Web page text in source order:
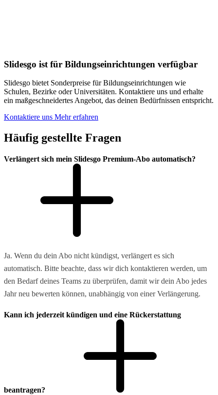
Slidesgo ist für Bildungseinrichtungen verfügbar
Slidesgo bietet Sonderpreise für Bildungseinrichtungen wie
Schulen, Bezirke oder Universitäten. Kontaktiere uns und erhalte
ein maßgeschneidertes Angebot, das deinen Bedürfnissen entspricht.
Kontaktiere uns Mehr erfahren
Häufig gestellte Fragen
Verlängert sich mein Slidesgo Premium-Abo automatisch?
Ja. Wenn du dein Abo nicht kündigst, verlängert es sich
automatisch. Bitte beachte, dass wir dich kontaktieren werden, um
den Bedarf deines Teams zu überprüfen, damit wir dein Abo jedes
Jahr neu bewerten können, unabhängig von einer Verlängerung.
Kann ich jederzeit kündigen und eine Rückerstattung
beantragen?